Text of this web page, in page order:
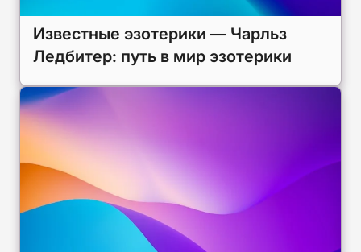
Известные эзотерики — Чарльз
Ледбитер: путь в мир эзотерики